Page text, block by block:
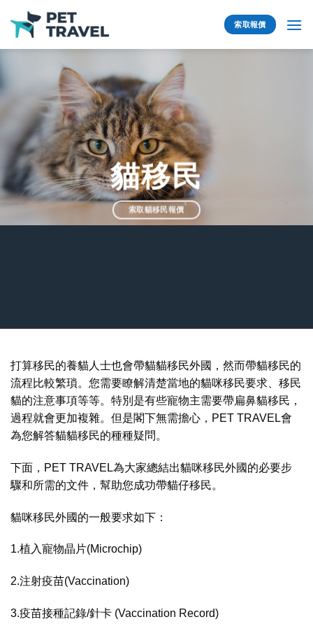
索取報價
貓移民
索取貓移民報價
打算移民的養貓人士也會帶貓貓移民外國，然而帶貓移民的
流程比較繁瑣。您需要瞭解清楚當地的貓咪移民要求、移民
貓的注意事項等等。特別是有些寵物主需要帶扁鼻貓移民，
過程就會更加複雜。但是閣下無需擔心，PET TRAVEL會
為您解答貓貓移民的種種疑問。
下面，PET TRAVEL為大家總結出貓咪移民外國的必要步
驟和所需的文件，幫助您成功帶貓仔移民。
貓咪移民外國的一般要求如下：
1.植入寵物晶片(Microchip)
2.注射疫苗(Vaccination)
3.疫苗接種記錄/針卡 (Vaccination Record)